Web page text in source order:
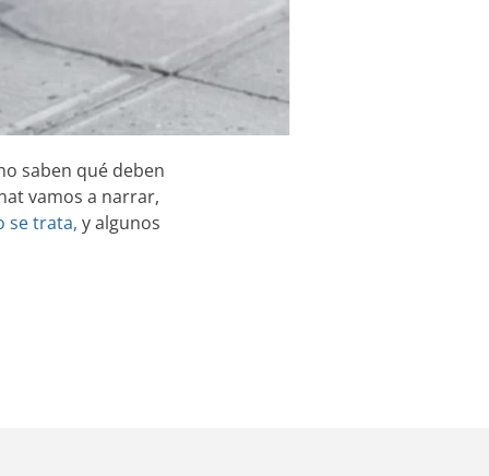
saben qué deben
vamos a narrar,
se trata, y algunos